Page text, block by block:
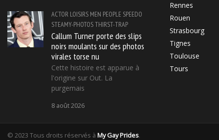
ACTOR LOISIRS MEN PEOPLE SPEEDO
STEAMY-PHOTOSTHIRST-TRAP
Callum Turner porte des slips
noirs moulants sur des photos
virales torse nu
Cette histoire est apparue à
l'origine sur Out. La
purgemais
8 août 2026
Rennes
Rouen
Strasbourg
Tignes
Toulouse
Tours
© 2023 Tous droits réservés à My Gay Prides.